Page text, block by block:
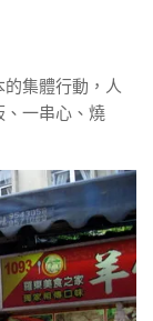
集體行動，人
、一串心、燒